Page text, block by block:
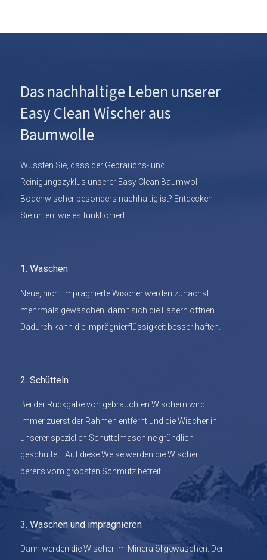
Das nachhaltige Leben unserer
Easy Clean Wischer aus
Baumwolle
Wussten Sie, dass der Gebrauchs- und
Reinigungszyklus unserer Easy Clean Baumwoll-
Bodenwischer besonders nachhaltig ist? Entdecken
Sie unten, wie es funktioniert!
1. Waschen
Neue, nicht imprägnierte Wischer werden zunächst
mehrmals gewaschen, damit sich die Fasern öffnen.
Dadurch kann die Imprägnierflüssigkeit besser haften.
2. Schütteln
Bei der Rückgabe von gebrauchten Wischern wird
immer zuerst der Rahmen entfernt und die Wischer in
unserer speziellen Schüttelmaschine gründlich
geschüttelt. Auf diese Weise werden die Wischer
bereits vom gröbsten Schmutz befreit.
3. Waschen und imprägnieren
Dann werden die Wischer im Mineralöl gewaschen. Der